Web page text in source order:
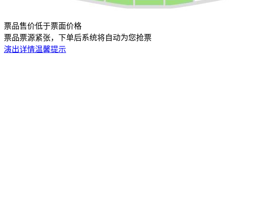
票品售价低于票面价格
票品票源紧张，下单后系统将自动为您抢票
演出详情温馨提示